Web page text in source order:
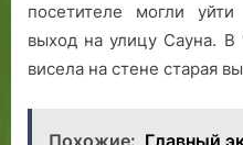
посетителе могли
выход на улицу Сауна. В
висела на стене старая
Похожие: Главный